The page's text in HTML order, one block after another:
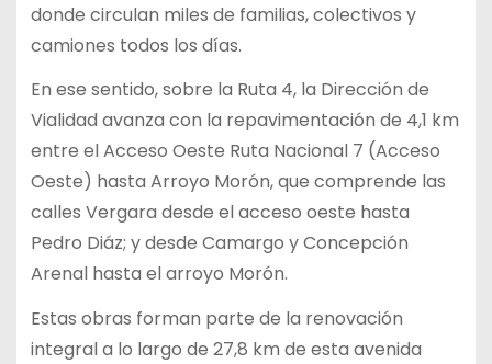
donde circulan miles de familias, colectivos y
camiones todos los días.
En ese sentido, sobre la Ruta 4, la Dirección de
Vialidad avanza con la repavimentación de 4,1 km
entre el Acceso Oeste Ruta Nacional 7 (Acceso
Oeste) hasta Arroyo Morón, que comprende las
calles Vergara desde el acceso oeste hasta
Pedro Diáz; y desde Camargo y Concepción
Arenal hasta el arroyo Morón.
Estas obras forman parte de la renovación
integral a lo largo de 27,8 km de esta avenida